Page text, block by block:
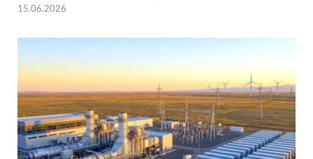
15.06.2026